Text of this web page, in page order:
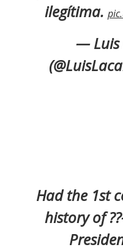
ilegítima.
— Luis
Had the 1st
history of